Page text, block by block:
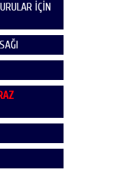
İÇİN